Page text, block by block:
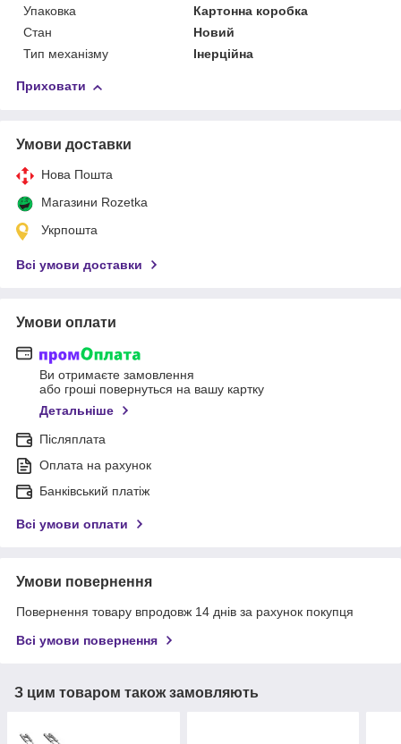
Упаковка
Картонна коробка
Стан
Новий
Тип механізму
Інерційна
Приховати
Умови доставки
Нова Пошта
Магазини Rozetka
Укрпошта
Всі умови доставки
Умови оплати
Ви отримаєте замовлення
або гроші повернуться на вашу картку
Детальніше
Післяплата
Оплата на рахунок
Банківський платіж
Всі умови оплати
Умови повернення
Повернення товару впродовж 14 днів за рахунок покупця
Всі умови повернення
З цим товаром також замовляють